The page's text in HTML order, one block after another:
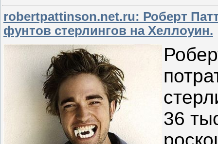
robertpattinson.net.ru: Роберт
фунтов стерлингов на Хеллоуин.
36